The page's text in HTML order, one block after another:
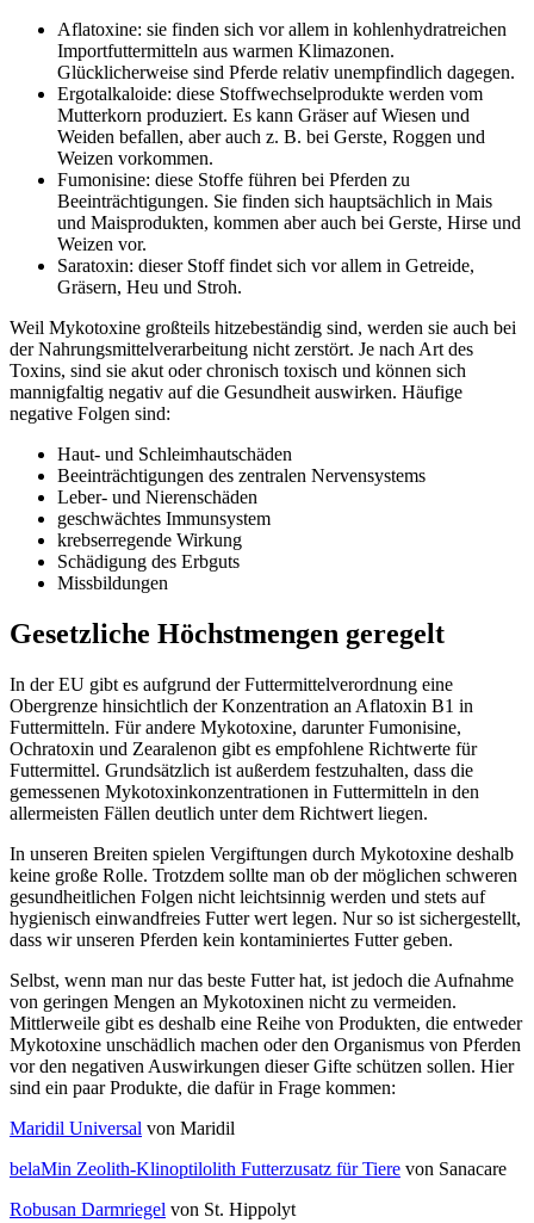
Aflatoxine: sie finden sich vor allem in kohlenhydratreichen
Importfuttermitteln aus warmen Klimazonen.
Glücklicherweise sind Pferde relativ unempfindlich dagegen.
Ergotalkaloide: diese Stoffwechselprodukte werden vom
Mutterkorn produziert. Es kann Gräser auf Wiesen und
Weiden befallen, aber auch z. B. bei Gerste, Roggen und
Weizen vorkommen.
Fumonisine: diese Stoffe führen bei Pferden zu
Beeinträchtigungen. Sie finden sich hauptsächlich in Mais
und Maisprodukten, kommen aber auch bei Gerste, Hirse und
Weizen vor.
Saratoxin: dieser Stoff findet sich vor allem in Getreide,
Gräsern, Heu und Stroh.
Weil Mykotoxine großteils hitzebeständig sind, werden sie auch bei
der Nahrungsmittelverarbeitung nicht zerstört. Je nach Art des
Toxins, sind sie akut oder chronisch toxisch und können sich
mannigfaltig negativ auf die Gesundheit auswirken. Häufige
negative Folgen sind:
Haut- und Schleimhautschäden
Beeinträchtigungen des zentralen Nervensystems
Leber- und Nierenschäden
geschwächtes Immunsystem
krebserregende Wirkung
Schädigung des Erbguts
Missbildungen
Gesetzliche Höchstmengen geregelt
In der EU gibt es aufgrund der Futtermittelverordnung eine
Obergrenze hinsichtlich der Konzentration an Aflatoxin B1 in
Futtermitteln. Für andere Mykotoxine, darunter Fumonisine,
Ochratoxin und Zearalenon gibt es empfohlene Richtwerte für
Futtermittel. Grundsätzlich ist außerdem festzuhalten, dass die
gemessenen Mykotoxinkonzentrationen in Futtermitteln in den
allermeisten Fällen deutlich unter dem Richtwert liegen.
In unseren Breiten spielen Vergiftungen durch Mykotoxine deshalb
keine große Rolle. Trotzdem sollte man ob der möglichen schweren
gesundheitlichen Folgen nicht leichtsinnig werden und stets auf
hygienisch einwandfreies Futter wert legen. Nur so ist sichergestellt,
dass wir unseren Pferden kein kontaminiertes Futter geben.
Selbst, wenn man nur das beste Futter hat, ist jedoch die Aufnahme
von geringen Mengen an Mykotoxinen nicht zu vermeiden.
Mittlerweile gibt es deshalb eine Reihe von Produkten, die entweder
Mykotoxine unschädlich machen oder den Organismus von Pferden
vor den negativen Auswirkungen dieser Gifte schützen sollen. Hier
sind ein paar Produkte, die dafür in Frage kommen:
Maridil Universal von Maridil
belaMin Zeolith-Klinoptilolith Futterzusatz für Tiere von Sanacare
Robusan Darmriegel von St. Hippolyt